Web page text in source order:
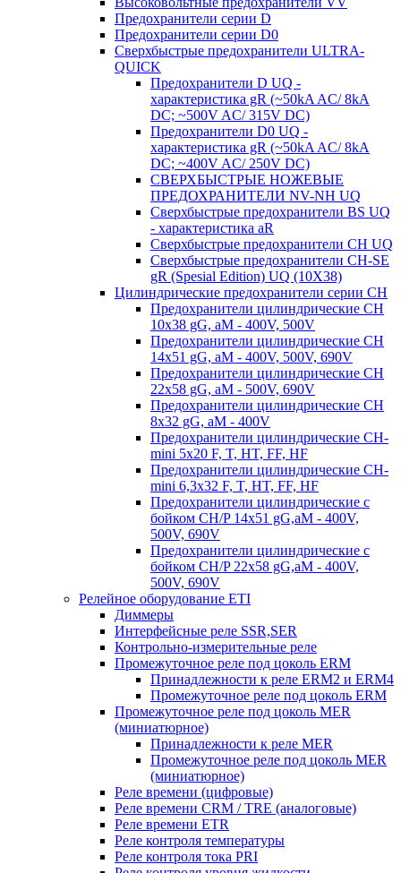
Предохранители серии D
Предохранители серии D0
Сверхбыстрые предохранители ULTRA-
QUICK
Предохранители D UQ -
характеристика gR (~50kA AC/ 8kA
DC; ~500V AC/ 315V DC)
Предохранители D0 UQ -
характеристика gR (~50kA AC/ 8kA
DC; ~400V AC/ 250V DC)
СВЕРХБЫСТРЫЕ НОЖЕВЫЕ
ПРЕДОХРАНИТЕЛИ NV-NH UQ
Сверхбыстрые предохранители BS UQ
- характеристика aR
Сверхбыстрые предохранители CH UQ
Сверхбыстрые предохранители CH-SE
gR (Spesial Edition) UQ (10X38)
Цилиндрические предохранители серии CH
Предохранители цилиндрические CH
10x38 gG, aM - 400V, 500V
Предохранители цилиндрические CH
14x51 gG, aM - 400V, 500V, 690V
Предохранители цилиндрические CH
22x58 gG, aM - 500V, 690V
Предохранители цилиндрические CH
8x32 gG, aM - 400V
Предохранители цилиндрические CH-
mini 5x20 F, T, HT, FF, HF
Предохранители цилиндрические CH-
mini 6,3x32 F, T, HT, FF, HF
Предохранители цилиндрические с
бойком CH/P 14x51 gG,aM - 400V,
500V, 690V
Предохранители цилиндрические с
бойком CH/P 22x58 gG,aM - 400V,
500V, 690V
Релейное оборудование ETI
Диммеры
Интерфейсные реле SSR,SER
Контрольно-измерительные реле
Промежуточное реле под цоколь ERM
Принадлежности к реле ERM2 и ERM4
Промежуточное реле под цоколь ERM
Промежуточное реле под цоколь MER
(миниатюрное)
Принадлежности к реле MER
Промежуточное реле под цоколь MER
(миниатюрное)
Реле времени (цифровые)
Реле времени CRM / TRE (аналоговые)
Реле времени ETR
Реле контроля температуры
Реле контроля тока PRI